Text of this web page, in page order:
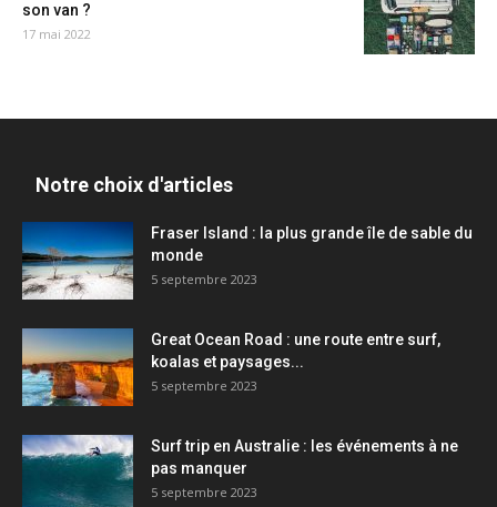
son van ?
17 mai 2022
Notre choix d'articles
Fraser Island : la plus grande île de sable du
monde
5 septembre 2023
Great Ocean Road : une route entre surf,
koalas et paysages...
5 septembre 2023
Surf trip en Australie : les événements à ne
pas manquer
5 septembre 2023